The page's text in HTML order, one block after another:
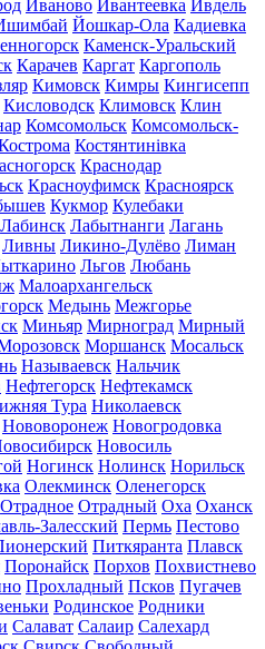
Иваново Ивантеевка Ивдель
Йошкар-Ола Кадиевка
Каменск-Уральский
Карачев Каргат Каргополь
Кимовск Кимры Кингисепп
Кисловодск Климовск Клин
Комсомольск Комсомольск-
Костянтинівка
Краснодар
Красноуфимск Красноярск
Кукмор Кулебаки
Лабинск Лабытнанги Лагань
Ливны Ликино-Дулёво Лиман
Льгов Любань
Малоархангельск
Медынь Межгорье
Миньяр Мирноград Мирный
Моршанск Мосальск
Называевск Нальчик
Нефтегорск Нефтекамск
Тура Николаевск
Нововоронеж Новогродовка
Новосиль
Ногинск Нолинск Норильск
Олекминск Оленегорск
Отрадное Отрадный Оха Оханск
Залесский Пермь Пестово
Питкяранта Плавск
Поронайск Порхов Похвистнево
Прохладный Псков Пугачев
Родинское Родники
Салават Салаир Салехард